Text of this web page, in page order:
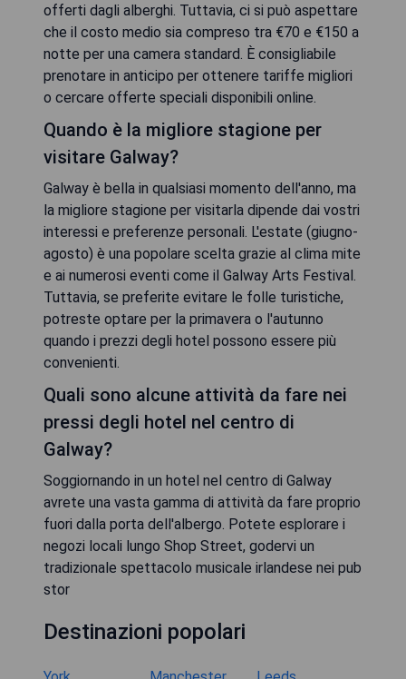
offerti dagli alberghi. Tuttavia, ci si può aspettare
che il costo medio sia compreso tra €70 e €150 a
notte per una camera standard. È consigliabile
prenotare in anticipo per ottenere tariffe migliori
o cercare offerte speciali disponibili online.
Quando è la migliore stagione per
visitare Galway?
Galway è bella in qualsiasi momento dell'anno, ma
la migliore stagione per visitarla dipende dai vostri
interessi e preferenze personali. L'estate (giugno-
agosto) è una popolare scelta grazie al clima mite
e ai numerosi eventi come il Galway Arts Festival.
Tuttavia, se preferite evitare le folle turistiche,
potreste optare per la primavera o l'autunno
quando i prezzi degli hotel possono essere più
convenienti.
Quali sono alcune attività da fare nei
pressi degli hotel nel centro di
Galway?
Soggiornando in un hotel nel centro di Galway
avrete una vasta gamma di attività da fare proprio
fuori dalla porta dell'albergo. Potete esplorare i
negozi locali lungo Shop Street, godervi un
tradizionale spettacolo musicale irlandese nei pub
stor
Destinazioni popolari